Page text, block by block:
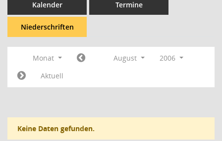
Kalender Termine
Niederschriften
Monat August
2006
Aktuell
Keine Daten gefunden.